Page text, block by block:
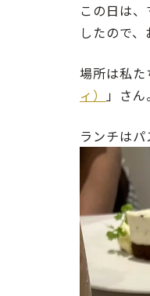
この日は
したので
場所は私
ィ） 」さん。
ランチはパ